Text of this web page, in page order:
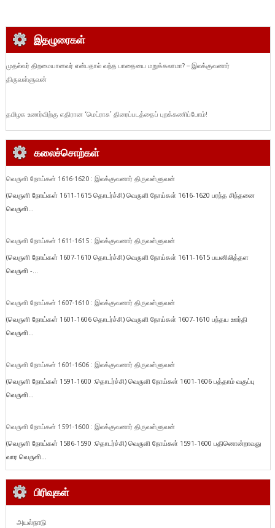
இதழுரைகள்
முதல்வர் திறமையானவர் என்பதால் வந்த பாதையை மறுக்கலாமா? – இலக்குவனார்
திருவள்ளுவன்
தமிழக உணர்விற்கு எதிரான ‘மெட்ராசு’ திரைப்படத்தைப் புறக்கணிப்போம்!
கலைச்சொற்கள்
வெருளி நோய்கள் 1616-1620 : இலக்குவனார் திருவள்ளுவன்
(வெருளி நோய்கள் 1611-1615 தொடர்ச்சி) வெருளி நோய்கள் 1616-1620 பரந்த சிந்தனை
வெருளி...
வெருளி நோய்கள் 1611-1615 : இலக்குவனார் திருவள்ளுவன்
(வெருளி நோய்கள் 1607-1610 தொடர்ச்சி) வெருளி நோய்கள் 1611-1615 பயனிலித்தள
வெருளி -...
வெருளி நோய்கள் 1607-1610 : இலக்குவனார் திருவள்ளுவன்
(வெருளி நோய்கள் 1601-1606 தொடர்ச்சி) வெருளி நோய்கள் 1607-1610 பந்தய ஊர்தி
வெருளி...
வெருளி நோய்கள் 1601-1606 : இலக்குவனார் திருவள்ளுவன்
(வெருளி நோய்கள் 1591-1600 :தொடர்ச்சி) வெருளி நோய்கள் 1601-1606 பத்தாம் வகுப்பு
வெருளி...
வெருளி நோய்கள் 1591-1600 : இலக்குவனார் திருவள்ளுவன்
(வெருளி நோய்கள் 1586-1590 :தொடர்ச்சி) வெருளி நோய்கள் 1591-1600 பதினொன்றாவது
வார வெருளி...
பிரிவுகள்
அயல்நாடு